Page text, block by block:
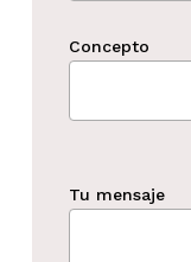
Concepto
Tu mensaje